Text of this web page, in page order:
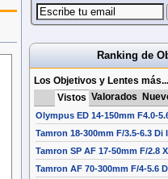
Ranking de
Los Objetivos y Lentes más...
Vistos Valorados
Olympus ED 14-150mm F4.0-
Tamron 18-300mm F/3.5-6.3 Di
Tamron SP AF 17-50mm F/2.8
Tamron AF 70-300mm F/4-5.6